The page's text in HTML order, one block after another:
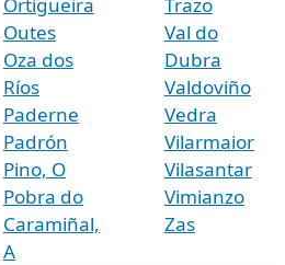
Outes
Oza dos
Ríos
Paderne
Padrón
Pino, O
Pobra do
Caramiñal,
A
Val do
Dubra
Valdoviño
Vedra
Vilarmaior
Vilasantar
Vimianzo
Zas